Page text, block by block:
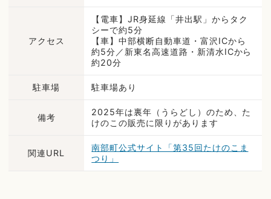
アクセス
【電車】JR身延線「井出駅」からタク
シーで約5分
【車】中部横断自動車道・富沢ICから
約5分／新東名高速道路・新清水ICから
約20分
駐車場 駐車場あり
備考
2025年は裏年（うらどし）のため、た
けのこの販売に限りがあります
関連URL
南部町公式サイト「第35回たけのこま
つり」